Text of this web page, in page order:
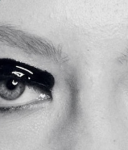
Client Love
Die Cosi- Kette ist
begeistert!
Vielen Dank